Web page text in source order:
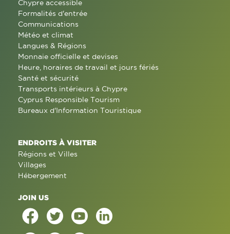
Chypre accessible
Formalités d'entrée
Communications
Météo et climat
Langues & Régions
Monnaie officielle et devises
Heure, horaires de travail et jours fériés
Santé et sécurité
Transports intérieurs à Chypre
Cyprus Responsible Tourism
Bureaux d'Information Touristique
ENDROITS À VISITER
Régions et Villes
Villages
Hébergement
JOIN US